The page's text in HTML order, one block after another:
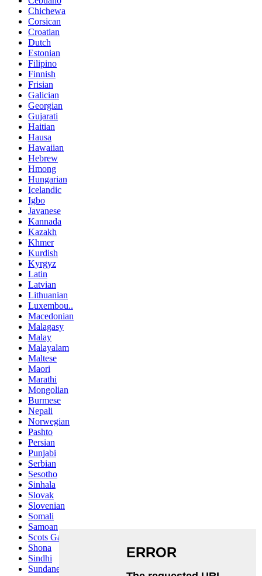
Chichewa
Corsican
Croatian
Dutch
Estonian
Filipino
Finnish
Frisian
Galician
Georgian
Gujarati
Haitian
Hausa
Hawaiian
Hebrew
Hmong
Hungarian
Icelandic
Igbo
Javanese
Kannada
Kazakh
Khmer
Kurdish
Kyrgyz
Latin
Latvian
Lithuanian
Luxembou..
Macedonian
Malagasy
Malay
Malayalam
Maltese
Maori
Marathi
Mongolian
Burmese
Nepali
Norwegian
Pashto
Persian
Punjabi
Serbian
Sesotho
Sinhala
Slovak
Slovenian
Somali
Samoan
Scots Gaelic
Shona
Sindhi
Sundanese